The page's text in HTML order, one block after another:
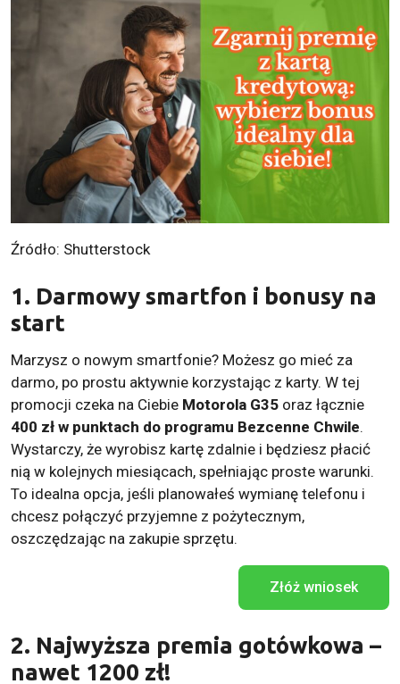
Źródło: Shutterstock
1. Darmowy smartfon i bonusy na
start
Marzysz o nowym smartfonie? Możesz go mieć za
darmo, po prostu aktywnie korzystając z karty. W tej
promocji czeka na Ciebie Motorola G35 oraz łącznie
400 zł w punktach do programu Bezcenne Chwile.
Wystarczy, że wyrobisz kartę zdalnie i będziesz płacić
nią w kolejnych miesiącach, spełniając proste warunki.
To idealna opcja, jeśli planowałeś wymianę telefonu i
chcesz połączyć przyjemne z pożytecznym,
oszczędzając na zakupie sprzętu.
Złóż wniosek
2. Najwyższa premia gotówkowa –
nawet 1200 zł!